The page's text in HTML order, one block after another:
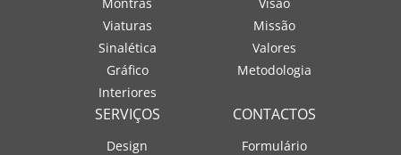
Viaturas
Sinalética
Gráfico
Interiores
Missão
Valores
Metodologia
SERVIÇOS
Design
CONTACTOS
Formulário